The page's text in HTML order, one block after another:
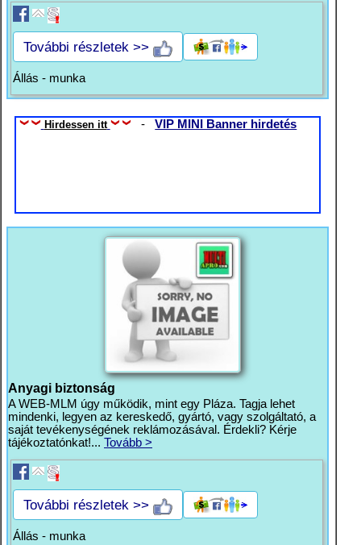
További részletek >>
Állás - munka
Hirdessen itt -VIP MINI Banner hirdetés
Anyagi biztonság
A WEB-MLM úgy működik, mint egy Pláza. Tagja lehet
mindenki, legyen az kereskedő, gyártó, vagy szolgáltató, a
saját tevékenységének reklámozásával. Érdekli? Kérje
tájékoztatónkat!... Tovább >
További részletek >>
Állás - munka